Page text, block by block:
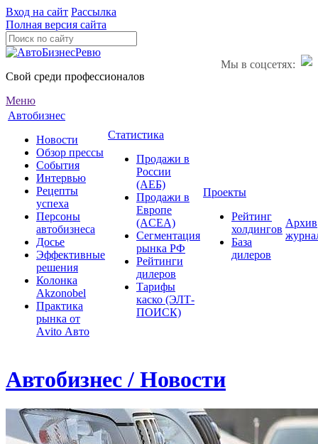
Вход на сайт Рассылка
Полная версия сайта
Мы в соцсетях:
Свой среди профессионалов
Меню
Автобизнес
Новости
Обзор прессы
События
Интервью
Рецепты
успеха
Персоны
автобизнеса
Досье
Эффективные
решения
Колонка
Akzonobel
Практика
рынка от
Аvito Авто
Статистика
Продажи в
России
(АЕБ)
Продажи в
Европе
(ACEA)
Сегментация
рынка РФ
Рейтинги
дилеров
Тарифы
каско (ЭЛТ-
ПОИСК)
Проекты
Рейтинг
холдингов
База
дилеров
Архив
Автобизнес / Новости